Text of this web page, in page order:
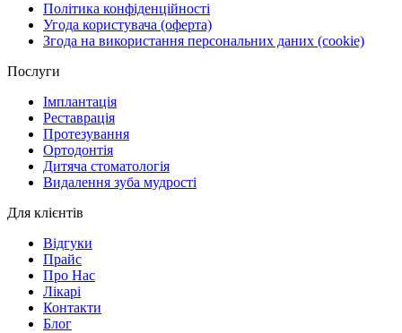
Політика конфіденційності
Угода користувача (оферта)
Згода на використання персональних даних (cookie)
Послуги
Імплантація
Реставрація
Протезування
Ортодонтія
Дитяча стоматологія
Видалення зуба мудрості
Для клієнтів
Відгуки
Прайс
Про Нас
Лікарі
Контакти
Блог